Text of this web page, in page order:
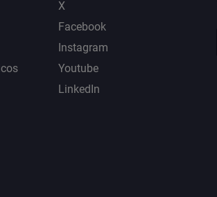
X
Facebook
Instagram
Youtube
LinkedIn